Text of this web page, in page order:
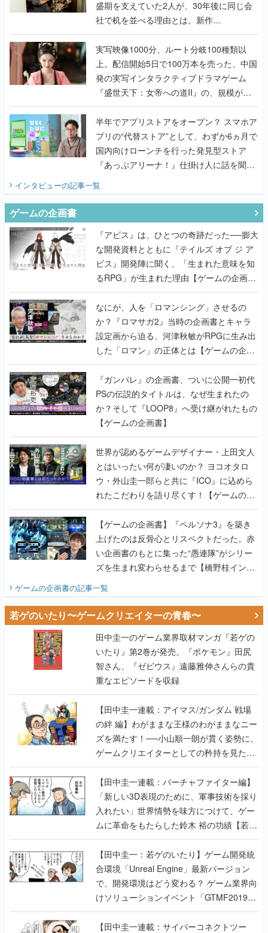
盛期を支えていた2人が、30年後に同じ会
社で机を並べる理由とは。新作
『TATSUJIN EXTREME』で初タッグを組
んだレジェンド2人に訊く開発秘話
実写映像1000分、ルート分岐100種類以
上。配信開始5日で100万本を売った、中国
発の実写インタラクティブドラマゲーム
『盛世天下：女帝への道II』の、規模が違
うこだわりをプロデューサーに聞いた
半年でアプリストアをオープン？ スマホア
プリの“代替ストア”として、わずか6ヵ月で
国内向けローンチを行った発見型ストア
『あっぷアリーナ！』仕掛け人に話を聞い
インタビューの記事一覧
ゲームの企画書
『アビス』は、ひとつの奇跡だった──膨大
な開発資料とともに『テイルズ オブ ジ ア
ビス』開発陣に聞く、「生まれた意味を知
るRPG」が生まれた理由【ゲームの企画
書】
なにが、人を「ロマンシング」させるの
か？『ロマサガ2』当時の企画書とキャラ
設定画から迫る、河津秋敏がRPGに生み出
した「ロマン」の正体とは【ゲームの企画
書】
『ガンパレ』の企画書、ついに公開━初代
PSの伝説的タイトルは、なぜ生まれたの
か？そして『LOOP8』へ受け継がれたもの
【ゲームの企画書】
世界が認めるゲームデザイナー・上田文人
とはいったい何が凄いのか？ ヨコオタロ
ウ・外山圭一郎らと共に『ICO』に込めら
れたこだわりを語り尽くす！【ゲームの企
画書】
【ゲームの企画書】『ペルソナ3』を築き
上げたのは反骨心とリスペクトだった。赤
い企画書のもとに集った“愚連隊”がシリー
ズを生まれ変わらせるまで【橋野桂インタ
ゲームの企画書の記事一覧
若ゲのいたり〜ゲームクリエイターの青春〜
田中圭一のゲーム業界取材マンガ『若ゲの
いたり』第2巻が発売。『ポケモン』田尻
智さん、『ゼビウス』遠藤雅伸さんらの貴
重なエピソードを収録
【田中圭一連載：アイマス/ガンダム 戦場
の絆 編】わがままな王様のわがままなニー
ズを満たす！──小山順一朗が貫く姿勢に、
ゲームクリエイターとしての矜持を見た
【若ゲのいたり最終回】
【田中圭一連載：バーチャファイター編】
「新しい3D表現のために、軍事技術を採り
入れたい」世界情勢を味方につけて、ゲー
ムに革命をもたらした鈴木 裕の功績【若ゲ
のいたり】
【田中圭一：若ゲのいたり】ゲーム開発統
合環境「Unreal Engine」最新バージョン
で、開発環境はどう変わる？ ゲーム業界向
けソリューションイベント「GTMF2019」
に行って、より理解を深めよう【PR】
【田中圭一連載：サイバーコネクトツー